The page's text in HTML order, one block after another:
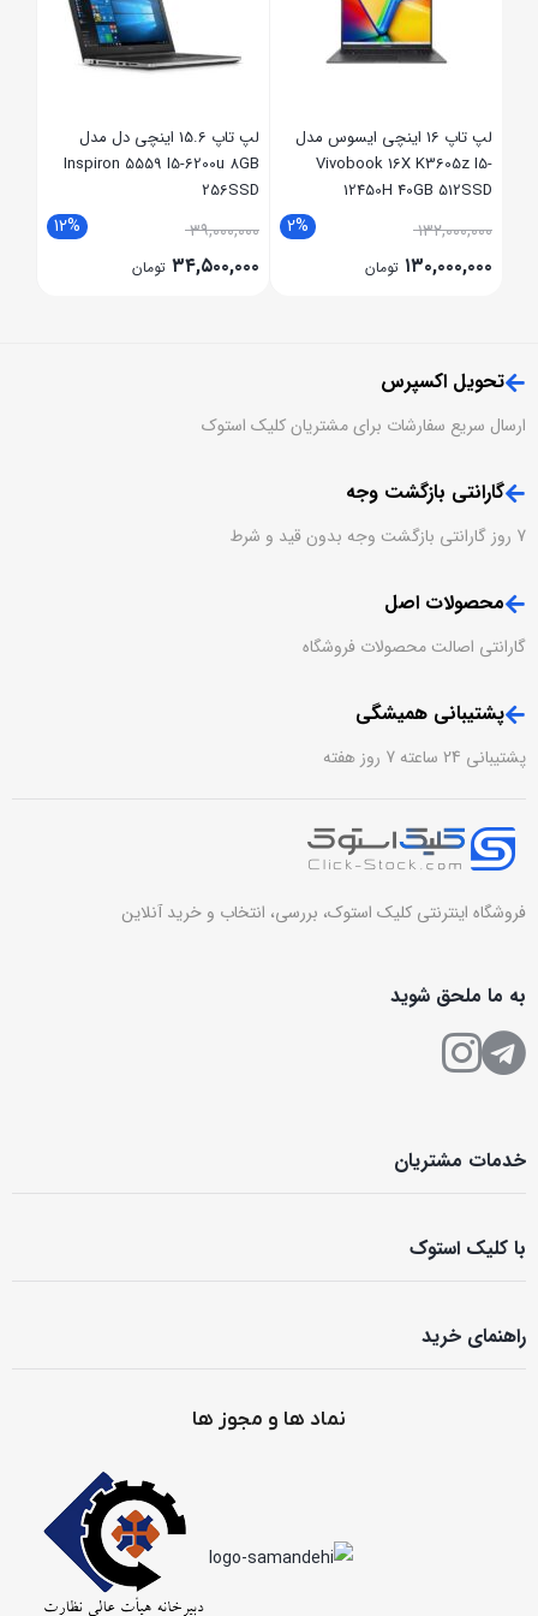
لپ تاپ 16 اینچی ایسوس مدل
Vivobook 16X K3605z I5-
12450H 40GB 512SSD
2% ۱۳۲,۰۰۰,۰۰۰
۱۳۰,۰۰۰,۰۰۰ تومان
لپ تاپ 15.6 اینچی دل مدل
Inspiron 5559 I5-6200u 8GB
256SSD
12% ۳۹,۰۰۰,۰۰۰
۳۴,۵۰۰,۰۰۰ تومان
تحویل اکسپرس
ارسال سریع سفارشات برای مشتریان کلیک استوک
گارانتی بازگشت وجه
7 روز گارانتی بازگشت وجه بدون قید و شرط
محصولات اصل
گارانتی اصالت محصولات فروشگاه
پشتیبانی همیشگی
پشتیبانی 24 ساعته 7 روز هفته
فروشگاه اینترنتی کلیک استوک، بررسی، انتخاب و خرید آنلاین
به ما ملحق شوید
خدمات مشتریان
با کلیک استوک
راهنمای خرید
نماد ها و مجوز ها